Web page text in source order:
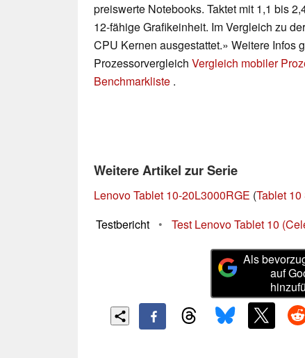
preiswerte Notebooks. Taktet mit 1,1 bis
12-fähige Grafikeinheit. Im Vergleich zu
CPU Kernen ausgestattet.» Weitere Infos
Prozessorvergleich Vergleich mobiler
Benchmarkliste .
Weitere Artikel zur Serie
Lenovo Tablet 10-20L3000RGE (Tablet
Testbericht
• Test Lenovo Tablet 10
Als
auf